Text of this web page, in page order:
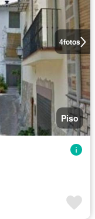
4fotos
Piso